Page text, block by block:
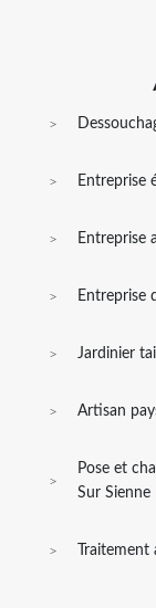
Entreprise
Entreprise
Entreprise
Jardinier
Artisan
Pose et
Sur Sienne